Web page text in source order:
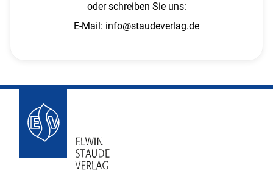
oder schreiben Sie uns:
E-Mail: info@staudeverlag.de